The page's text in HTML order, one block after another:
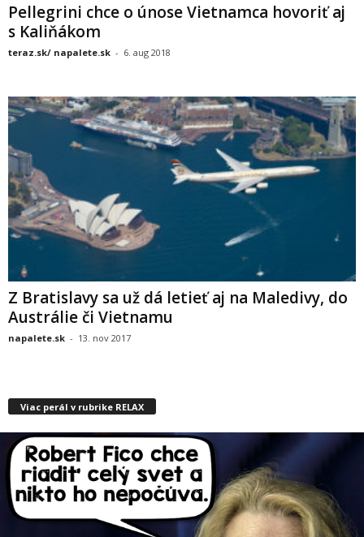
Pellegrini chce o únose Vietnamca hovoriť aj
s Kaliňákom
teraz.sk/ napalete.sk - 6. aug 2018
Z Bratislavy sa už dá letieť aj na Maledivy, do
Austrálie či Vietnamu
napalete.sk - 13. nov 2017
Viac perál v rubrike RELAX